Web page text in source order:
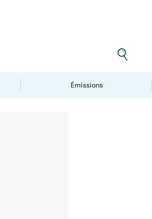
Émissions